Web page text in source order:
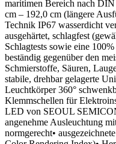
maritimen Bereich nach
cm – 192,0 cm (längere
Technik IP67 wasserdicht
ausgehärtet, schlagfest
Schlagtests sowie eine
beständig gegenüber den
Schmierstoffe, Säuren,
stabile, drehbar gelagerte
Leuchtkörper 360°
Klemmschellen für
LED von SEOUL
angenehme Ausleuchtung
normgerecht•